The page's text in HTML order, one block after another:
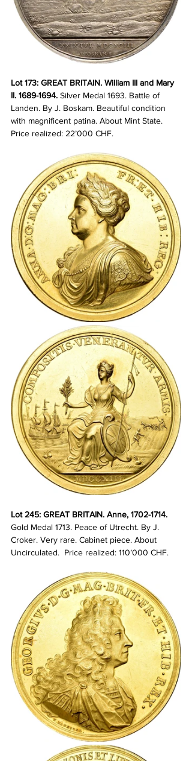
Lot 173: GREAT BRITAIN. William III and Mary
II. 1689-1694. Silver Medal 1693. Battle of
Landen. By J. Boskam. Beautiful condition
with magnificent patina. About Mint State.
Price realized: 22’000 CHF.
Lot 245: GREAT BRITAIN. Anne, 1702-1714.
Gold Medal 1713. Peace of Utrecht. By J.
Croker. Very rare. Cabinet piece. About
Uncirculated.
Price realized: 110’000 CHF.